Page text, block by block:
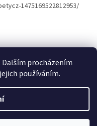
procházením
používáním.
1475169522812953/